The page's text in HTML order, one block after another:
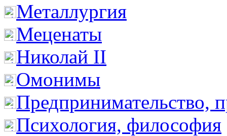
Металлургия
Меценаты
Николай II
Омонимы
Предпринимательство,
Психология, философия